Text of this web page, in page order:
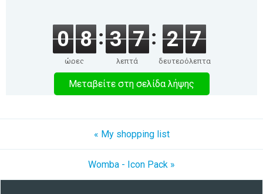
0 8
ώρες
3 7
λεπτά
2 7
δευτερόλεπτα
Μεταβείτε στη σελίδα λήψης
« My shopping list
Womba - Icon Pack »